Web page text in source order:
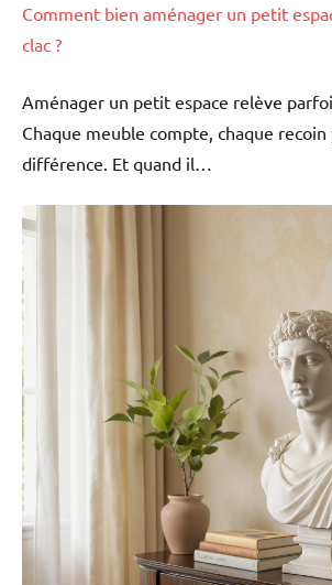
Comment bien aménager un petit
clac ?
Aménager un petit espace relève
Chaque meuble compte, chaque
différence. Et quand il…